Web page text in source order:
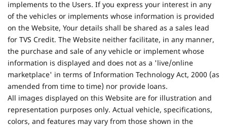
implements to the Users. If you express your interest in any
of the vehicles or implements whose information is provided
on the Website, Your details shall be shared as a sales lead
for TVS Credit. The Website neither facilitate, in any manner,
the purchase and sale of any vehicle or implement whose
information is displayed and does not as a 'live/online
marketplace' in terms of Information Technology Act, 2000 (as
amended from time to time) nor provide loans.
All images displayed on this Website are for illustration and
representation purposes only. Actual vehicle, specifications,
colors, and features may vary from those shown in the